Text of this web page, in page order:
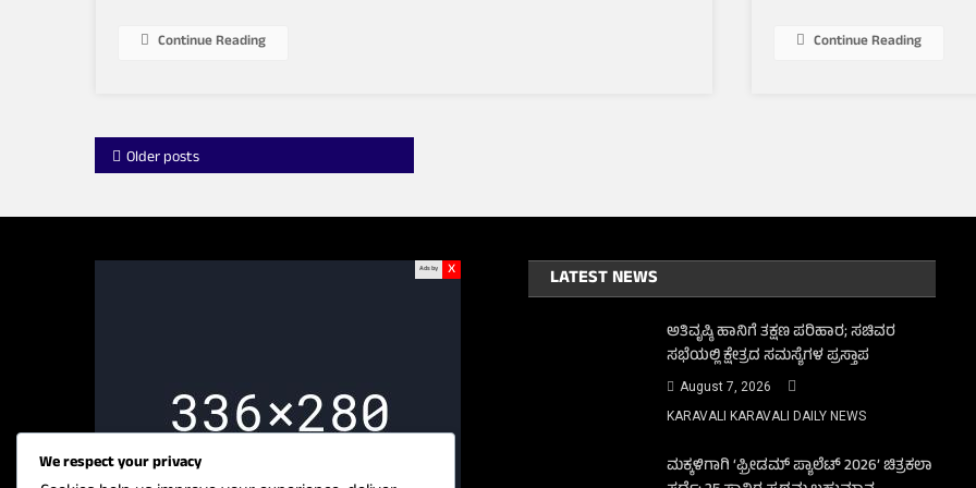
Continue Reading Continue Reading
Posts
Older posts
Ads by x LATEST NEWS
ಅತಿವೃಷ್ಠಿ ಹಾನಿಗೆ ತಕ್ಷಣ ಪರಿಹಾರ; ಸಚಿವರ
ಸಭೆಯಲ್ಲಿ ಕ್ಷೇತ್ರದ ಸಮಸ್ಯೆಗಳ ಪ್ರಸ್ತಾಪ
August 7, 2026
KARAVALI KARAVALI DAILY NEWS
ಮಕ್ಕಳಿಗಾಗಿ ‘ಫ್ರೀಡಮ್ ಪ್ಯಾಲೆಟ್ 2026’ ಚಿತ್ರಕಲಾ
We respect your privacy